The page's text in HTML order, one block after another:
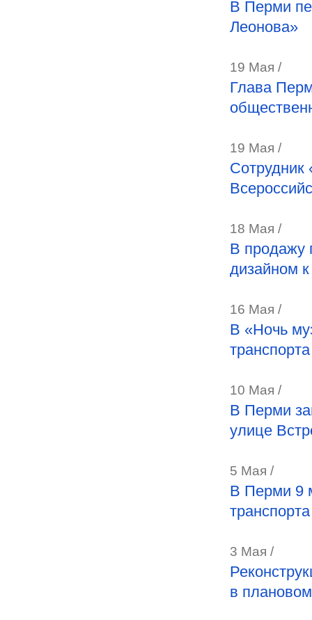
В Перми
Леонова»
19 Мая /
Глава
19 Мая /
Сотрудник
18 Мая /
В продажу
дизайном
16 Мая /
В «Ночь
транспорта
10 Мая /
В Перми
улице
5 Мая /
В Перми 9
транспорта
3 Мая /
в